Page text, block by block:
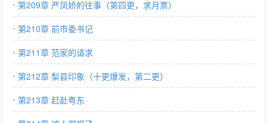
第209章 严凤娇的往事（第四更，求月票）
第210章 前市委书记
第211章 范家的请求
第212章 梨县印象（十更爆发，第二更）
第213章 赶赴粤东